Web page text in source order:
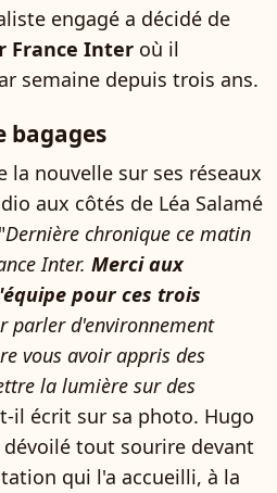
engagé a décidé de
France Inter où il
semaine depuis trois ans.
bagages
la nouvelle sur ses réseaux
aux côtés de Léa Salamé
Dernière chronique ce matin
Inter. Merci aux
pour ces trois
parler d'environnement
vous avoir appris des
la lumière sur des
il écrit sur sa photo. Hugo
tout sourire devant
qui l'a accueilli, à la